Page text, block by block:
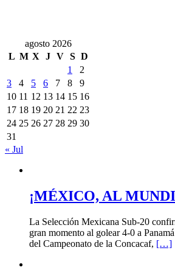
agosto 2026
L M X J V S D
1
2
3
4 5 6 7 8
9
10 11 12 13 14 15 16
17 18 19 20 21 22 23
24 25 26 27 28 29 30
31
« Jul
¡MÉXICO, AL
La Selección Mexicana Sub-20
gran momento al golear 4-0 a
del Campeonato de la Concacaf, […]